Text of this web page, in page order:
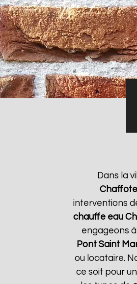
Dans la
interventions
chauffe eau
engageons
Pont Saint
ou locataire.
ce soit pour